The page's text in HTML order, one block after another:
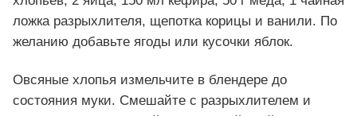
ложка разрыхлителя, щепотка корицы и ванили. По
желанию добавьте ягоды или кусочки яблок.
Овсяные хлопья измельчите в блендере до
состояния муки. Смешайте с разрыхлителем и